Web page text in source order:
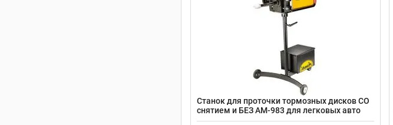
Станок для проточки тормозных дисков СО
снятием и БЕЗ AM-983 для легковых авто